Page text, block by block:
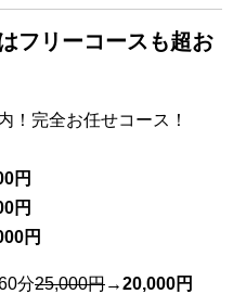
フリーコースも超お
！完全お任せコース！
円
円
円
分25,000円→20,000円